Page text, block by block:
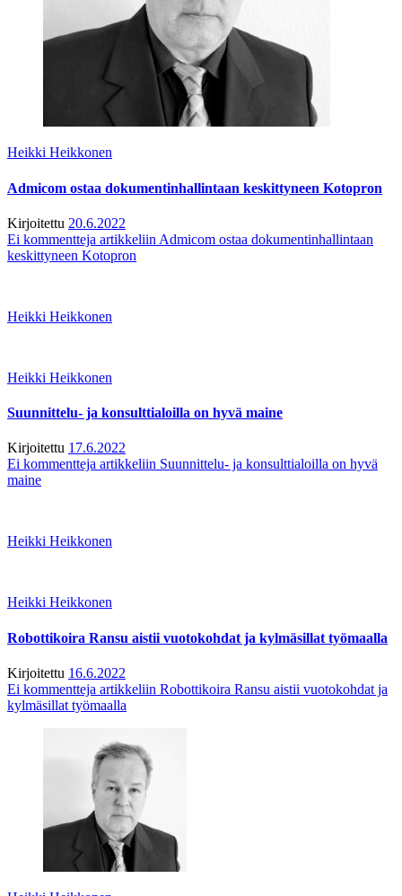
Heikki Heikkonen
Admicom ostaa dokumentinhallintaan keskittyneen Kotopron
Kirjoitettu 20.6.2022
Ei kommentteja artikkeliin Admicom ostaa dokumentinhallintaan
keskittyneen Kotopron
Heikki Heikkonen
Heikki Heikkonen
Suunnittelu- ja konsulttialoilla on hyvä maine
Kirjoitettu 17.6.2022
Ei kommentteja artikkeliin Suunnittelu- ja konsulttialoilla on hyvä
maine
Heikki Heikkonen
Heikki Heikkonen
Robottikoira Ransu aistii vuotokohdat ja kylmäsillat työmaalla
Kirjoitettu 16.6.2022
Ei kommentteja artikkeliin Robottikoira Ransu aistii vuotokohdat ja
kylmäsillat työmaalla